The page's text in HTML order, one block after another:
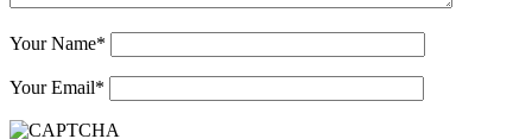
Your Name*
Your Email*